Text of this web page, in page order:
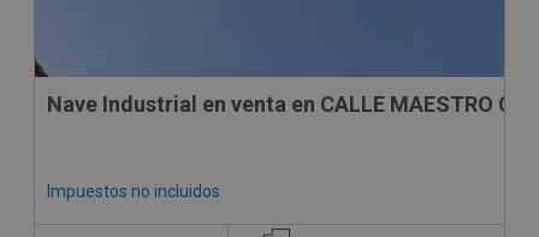
Nave Industrial en venta en CALLE MAESTRO
Impuestos no incluidos